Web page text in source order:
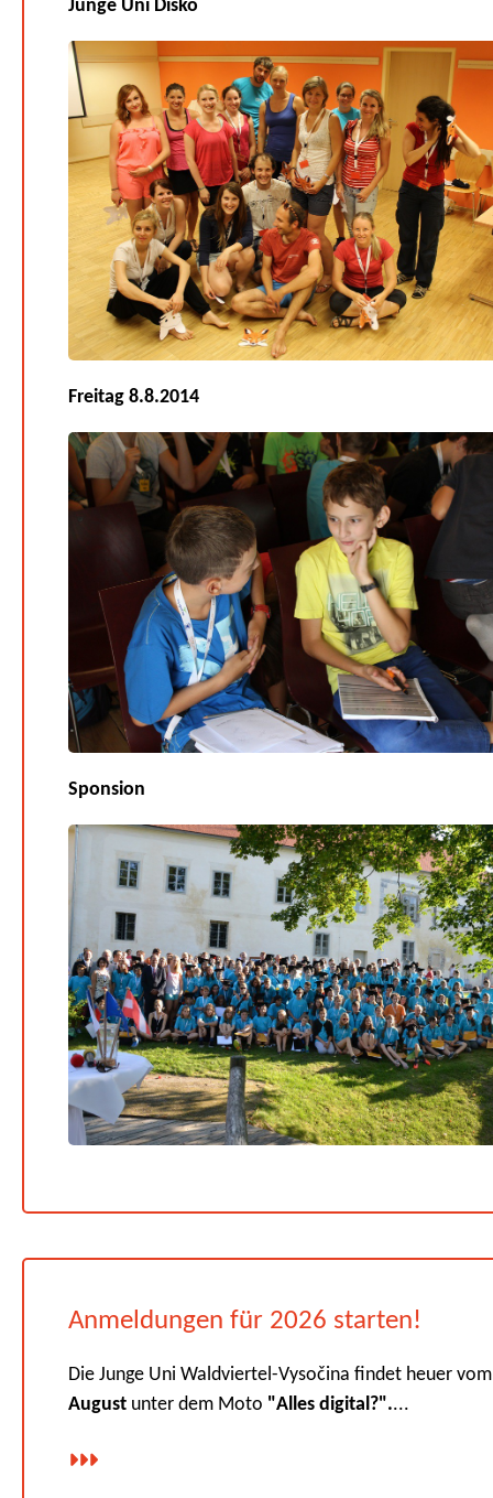
Junge Uni Disko
Freitag 8.8.2014
Sponsion
Anmeldungen für 2026 starten!
Die Junge Uni Waldviertel-Vysočina findet heuer
August unter dem Moto "Alles digital?"....